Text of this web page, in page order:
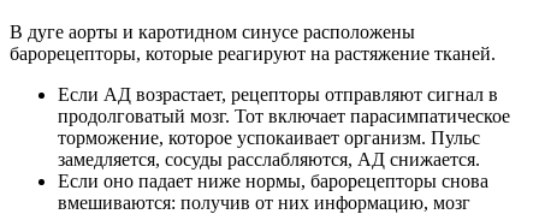
В дуге аорты и каротидном синусе расположены
барорецепторы, которые реагируют на растяжение тканей.
Если АД возрастает, рецепторы отправляют сигнал в
продолговатый мозг. Тот включает парасимпатическое
торможение, которое успокаивает организм. Пульс
замедляется, сосуды расслабляются, АД снижается.
Если оно падает ниже нормы, барорецепторы снова
вмешиваются: получив от них информацию, мозг